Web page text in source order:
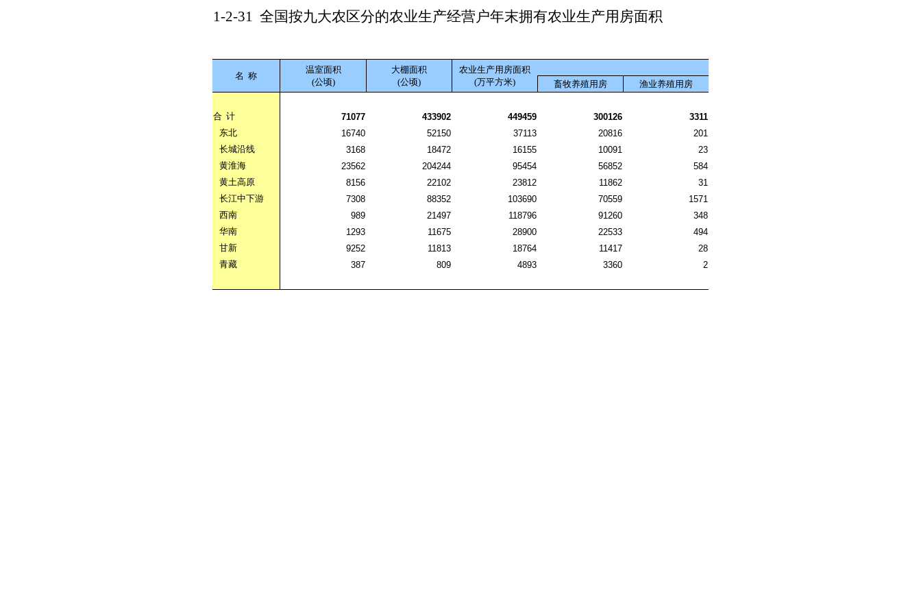
1-2-31 全国按九大农区分的农业生产经营户年末拥有农业生产用房面积
名 称
温室面积
(公顷)
大棚面积
(公顷)
农业生产用房面积
(万平方米)
畜牧养殖用房 渔业养殖用房
合 计 71077 433902 449459 300126
3311
东北
16740 52150 37113 20816
201
长城沿线
3168 18472 16155 10091
23
黄淮海
23562 204244 95454 56852
584
黄土高原
8156 22102 23812 11862
31
长江中下游
7308 88352 103690 70559
1571
西南
989 21497 118796 91260
348
华南
1293 11675 28900 22533
494
甘新
9252 11813 18764 11417
28
青藏
387 809 4893 3360 2